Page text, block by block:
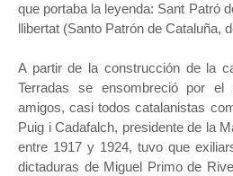
que portaba la leyenda: Sant Patró
llibertat (Santo Patrón de Cataluña,
A partir de la construcción de la
Terradas se ensombreció por
amigos, casi todos catalanistas
Puig i Cadafalch, presidente de la
entre 1917 y 1924, tuvo que
dictaduras de Miguel Primo de